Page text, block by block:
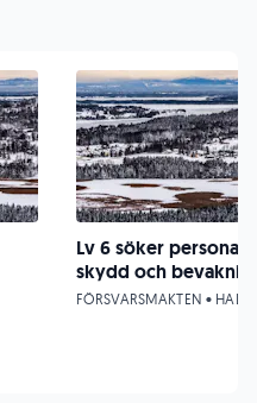
Lv 6 söker personal
skydd och
FÖRSVARSMAKTEN •